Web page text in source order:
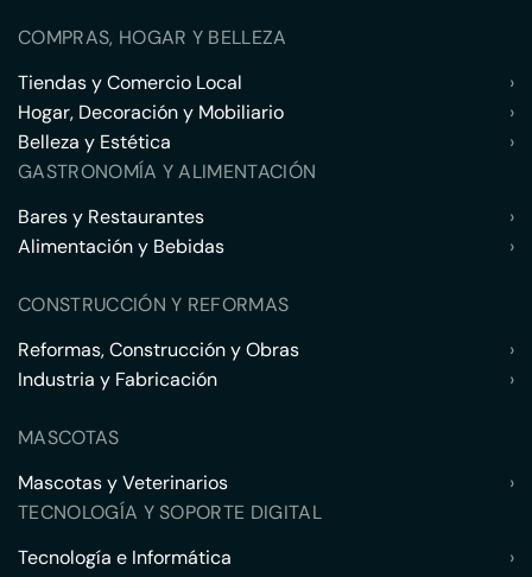
COMPRAS, HOGAR Y BELLEZA
Tiendas y Comercio Local
›
Hogar, Decoración y Mobiliario
›
Belleza y Estética
›
GASTRONOMÍA Y ALIMENTACIÓN
Bares y Restaurantes
›
Alimentación y Bebidas
›
CONSTRUCCIÓN Y REFORMAS
Reformas, Construcción y Obras
›
Industria y Fabricación
›
MASCOTAS
Mascotas y Veterinarios
›
TECNOLOGÍA Y SOPORTE DIGITAL
Tecnología e Informática
›